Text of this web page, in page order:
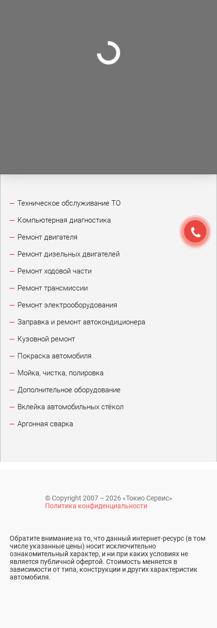
Техническое обслуживание ТО
Компьютерная диагностика
Ремонт двигателя
Ремонт дизельных двигателей
Ремонт ходовой части
Ремонт трансмиссии
Ремонт электрооборудования
Заправка и ремонт автокондиционера
Кузовной ремонт
Покраска автомобиля
Мойка, чистка, полировка
Дополнительное оборудование
Вклейка автомобильных стёкол
Аргонная сварка
© Copyright 2007 – 2026 «Токио Сервис»
Политика конфиденциальности
Обратите внимание на то, что данный интернет-ресурс (в том
числе указанные цены) носит исключительно
ознакомительный характер, и ни при каких условиях не
является публичной офертой. Стоимость меняется в
зависимости от типа, конструкции и других характеристик
автомобиля.